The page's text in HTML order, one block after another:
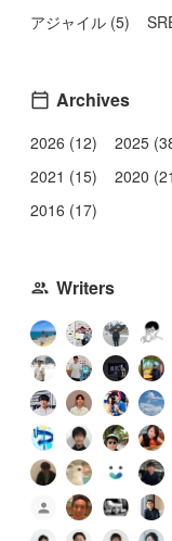
アジャイル (5)
Archives
2026 (12) 2025
2021 (15)
2020
2016 (17)
Writers